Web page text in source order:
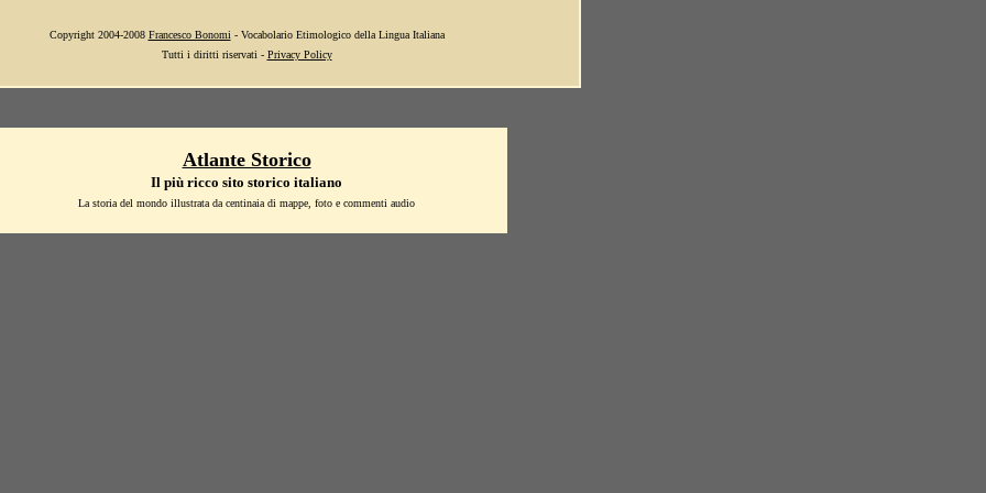
Copyright 2004-2008 Francesco Bonomi - Vocabolario Etimologico della Lingua Italiana
Tutti i diritti riservati - Privacy Policy
Atlante Storico
Il più ricco sito storico italiano
La storia del mondo illustrata da centinaia di mappe, foto e commenti audio